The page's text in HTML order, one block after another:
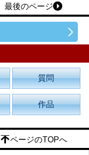
最後のページ
質問
作品
ページのTOPへ